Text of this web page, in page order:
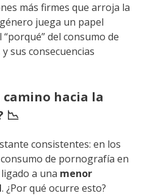
más firmes que arroja la
juega un papel
“porqué” del consumo de
sus consecuencias
camino hacia la
📉
consistentes: en los
de pornografía en
a una menor
. ¿Por qué ocurre esto?